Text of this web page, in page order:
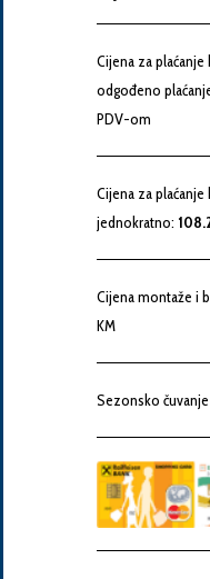
Cijena za
odgođeno
PDV-om
Cijena za
jednokratno:
Cijena montaže i
KM
Sezonsko